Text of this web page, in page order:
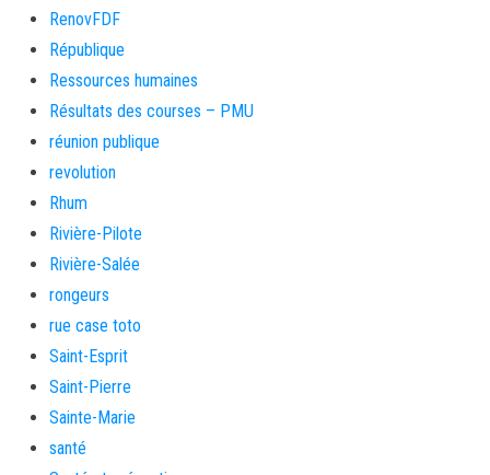
RenovFDF
République
Ressources humaines
Résultats des courses – PMU
réunion publique
revolution
Rhum
Rivière-Pilote
Rivière-Salée
rongeurs
rue case toto
Saint-Esprit
Saint-Pierre
Sainte-Marie
santé